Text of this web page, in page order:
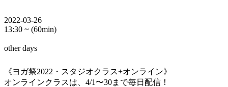
2022-03-26
13:30 ~ (60min)
other days
《ヨガ祭2022・スタジオクラス+オンライン》
オンラインクラスは、4/1〜30まで毎日配信！